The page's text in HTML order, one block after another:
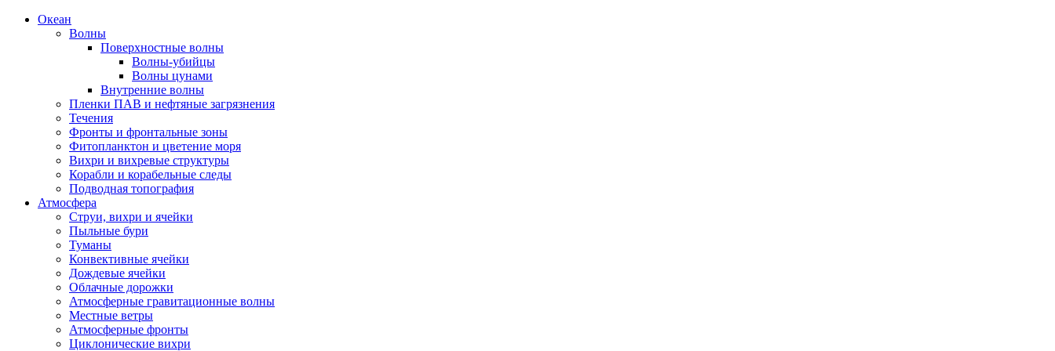
Океан
Волны
Поверхностные волны
Волны-убийцы
Волны цунами
Внутренние волны
Пленки ПАВ и нефтяные загрязнения
Течения
Фронты и фронтальные зоны
Фитопланктон и цветение моря
Вихри и вихревые структуры
Корабли и корабельные следы
Подводная топография
Атмосфера
Струи, вихри и ячейки
Пыльные бури
Туманы
Конвективные ячейки
Дождевые ячейки
Облачные дорожки
Атмосферные гравитационные волны
Местные ветры
Атмосферные фронты
Циклонические вихри